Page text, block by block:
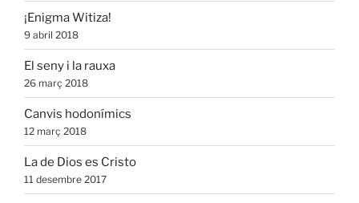
¡Enigma Witiza!
9 abril 2018
El seny i la rauxa
26 març 2018
Canvis hodonímics
12 març 2018
La de Dios es Cristo
11 desembre 2017